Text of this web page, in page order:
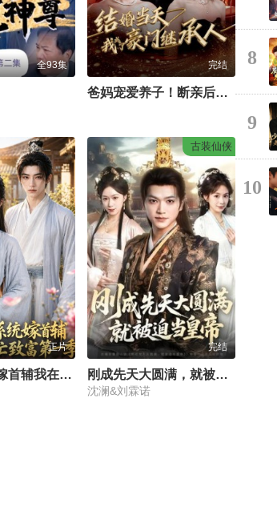
全93集 完结
爸妈宠爱养子！断亲后我马上爆身份
正片
.带种田系统嫁首辅我在古代忙致富第一季
古装仙侠
完结
刚成先天大圆满，就被迫当皇帝
沈澜&刘霖诺
8
9
10